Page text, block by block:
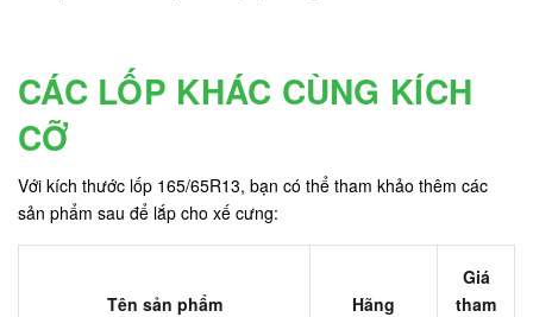
CÁC LỐP KHÁC CÙNG KÍCH
CỠ
Với kích thước lốp 165/65R13, bạn có thể tham khảo thêm các
sản phẩm sau để lắp cho xế cưng:
Tên sản phẩm Hãng
Giá
tham